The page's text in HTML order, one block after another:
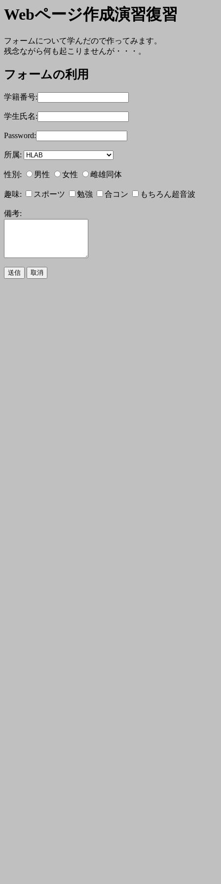
Webページ作成演習復習
フォームについて学んだので作ってみます。
残念ながら何も起こりませんが・・・。
フォームの利用
学籍番号:
学生氏名:
Password:
所属:
性別: 男性 女性 雌雄同体
趣味: スポーツ 勉強 合コン もちろん超音波
備考: